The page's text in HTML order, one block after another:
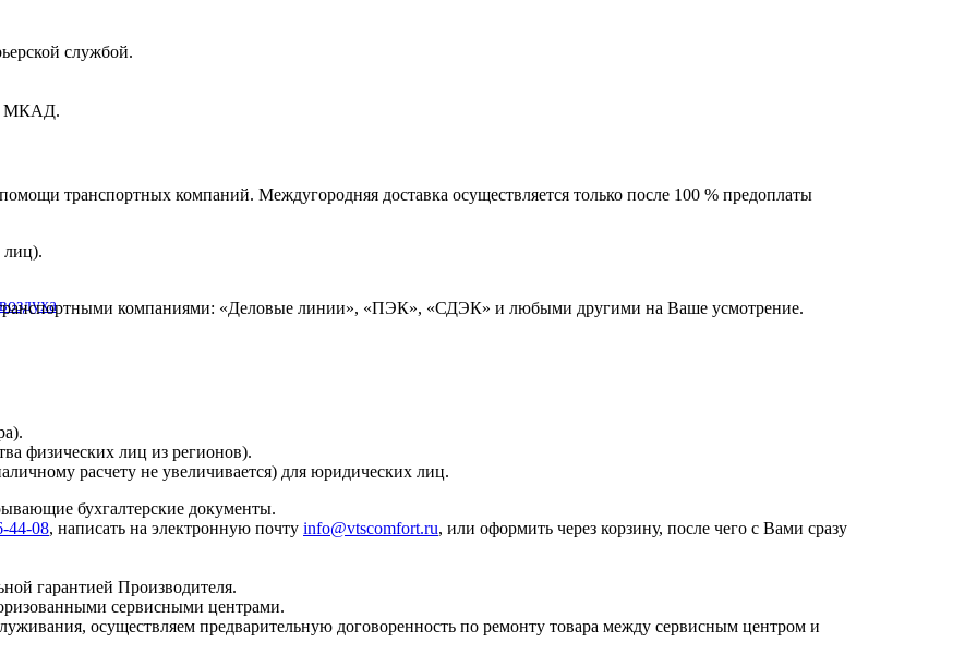
службой.
МКАД.
транспортных компаний. Междугородняя доставка осуществляется только после 100 % предоплаты
лиц).
компаниями: «Деловые линии», «ПЭК», «СДЭК» и любыми другими на Ваше усмотрение.
физических лиц из регионов).
расчету не увеличивается) для юридических лиц.
бухгалтерские документы.
44-08, написать на электронную почту info@vtscomfort.ru, или оформить через корзину, после чего с Вами сразу
гарантией Производителя.
сервисными центрами.
осуществляем предварительную договоренность по ремонту товара между сервисным центром и